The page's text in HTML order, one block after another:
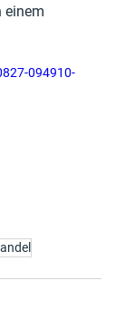
einem
094910-